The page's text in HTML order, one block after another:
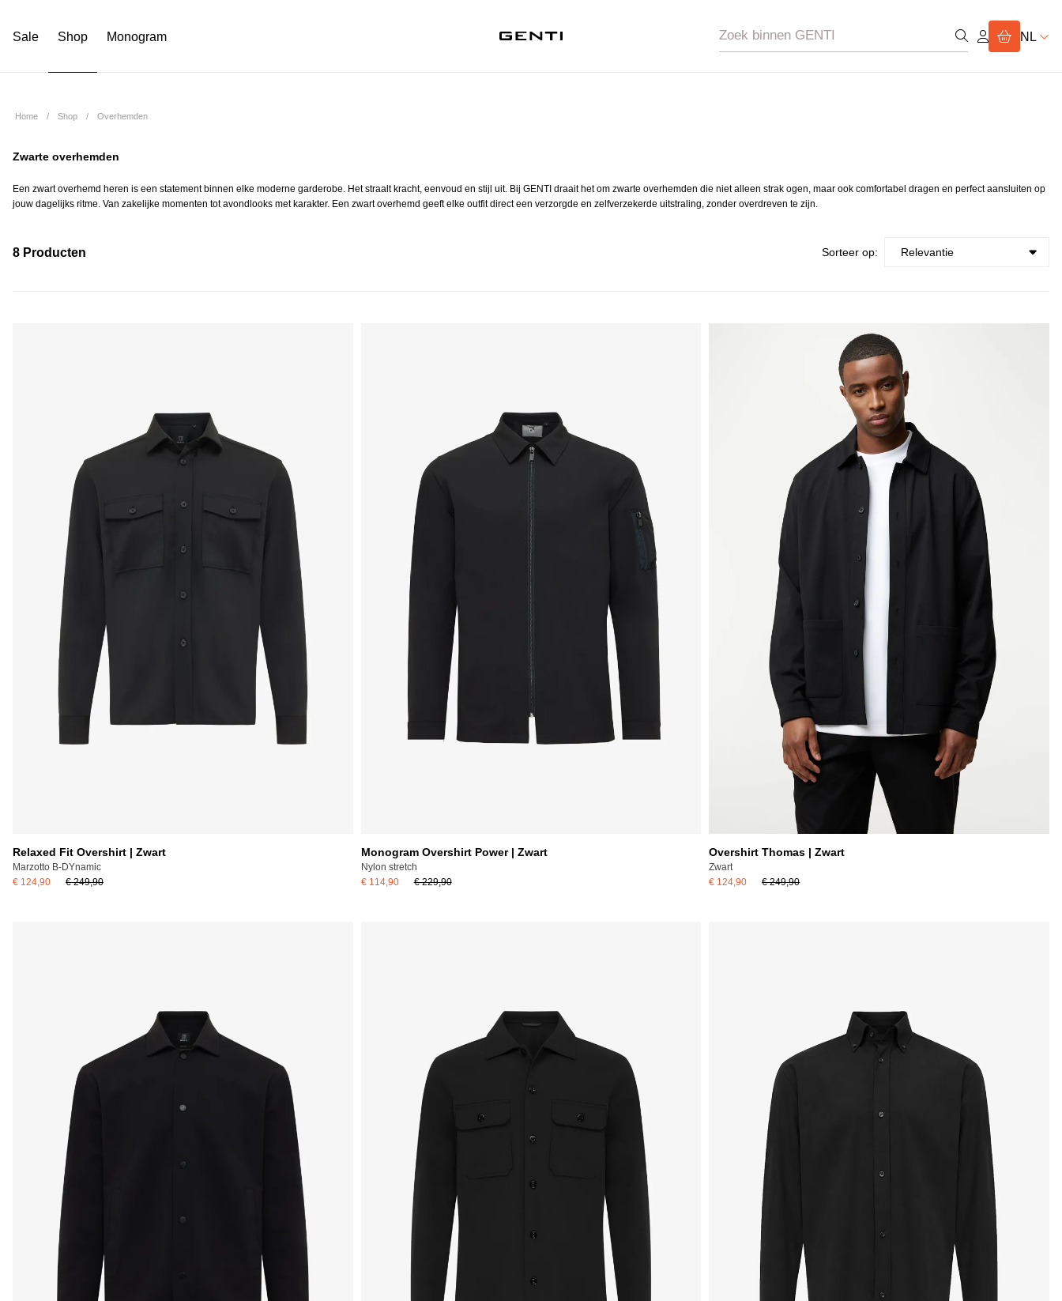
Sale Shop Monogram NL
Home Shop Overhemden
Zwarte overhemden
Een zwart overhemd heren is een statement binnen elke moderne garderobe. Het straalt kracht, eenvoud en stijl uit. Bij GENTI draait het om zwarte overhemden die niet alleen strak ogen, maar ook comfortabel dragen en perfect aansluiten op
jouw dagelijks ritme. Van zakelijke momenten tot avondlooks met karakter. Een zwart overhemd geeft elke outfit direct een verzorgde en zelfverzekerde uitstraling, zonder overdreven te zijn.
8 Producten Sorteer op:
Relaxed Fit Overshirt | Zwart
Marzotto B-DYnamic
€ 124,90
€ 249,90
Monogram Overshirt Power | Zwart
Nylon stretch
€ 114,90
€ 229,90
Overshirt Thomas | Zwart
Zwart
€ 124,90
€ 249,90